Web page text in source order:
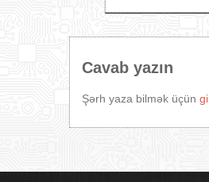
Cavab yazın
Şərh yaza bilmək üçün